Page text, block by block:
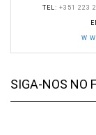
TEL: +351 223
SIGA-NOS NO